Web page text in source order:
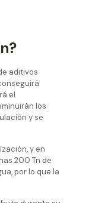
aditivos
el
los
y se
y en
200 Tn de
por lo que la